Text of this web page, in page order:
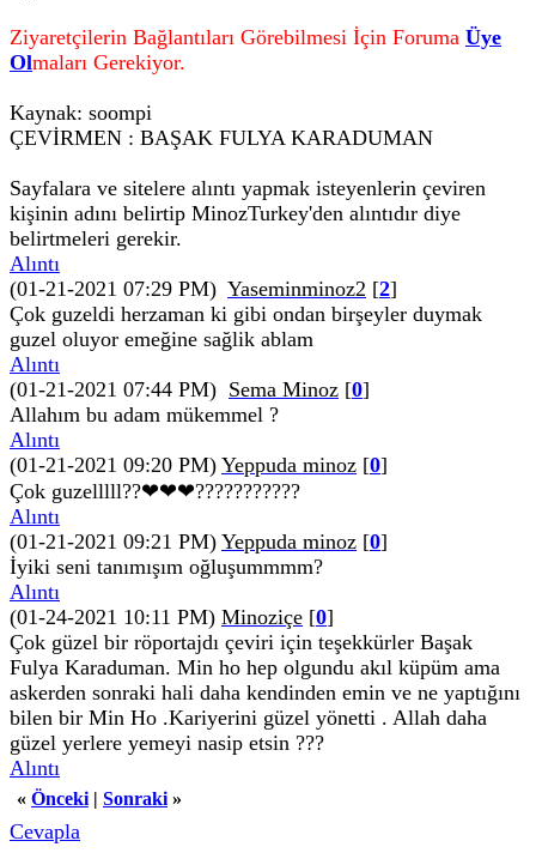
Ziyaretçilerin Bağlantıları Görebilmesi İçin Foruma Üye
Olmaları Gerekiyor.
Kaynak: soompi
ÇEVİRMEN : BAŞAK FULYA KARADUMAN
Sayfalara ve sitelere alıntı yapmak isteyenlerin çeviren
kişinin adını belirtip MinozTurkey'den alıntıdır diye
belirtmeleri gerekir.
Alıntı
(01-21-2021 07:29 PM) Yaseminminoz2 [2]
Çok guzeldi herzaman ki gibi ondan birşeyler duymak
guzel oluyor emeğine sağlik ablam
Alıntı
(01-21-2021 07:44 PM) Sema Minoz [0]
Allahım bu adam mükemmel ?
Alıntı
(01-21-2021 09:20 PM) Yeppuda minoz [0]
Çok guzelllll??❤❤❤???????????
Alıntı
(01-21-2021 09:21 PM) Yeppuda minoz [0]
İyiki seni tanımışım oğluşummmm?
Alıntı
(01-24-2021 10:11 PM) Minoziçe [0]
Çok güzel bir röportajdı çeviri için teşekkürler Başak
Fulya Karaduman. Min ho hep olgundu akıl küpüm ama
askerden sonraki hali daha kendinden emin ve ne yaptığını
bilen bir Min Ho .Kariyerini güzel yönetti . Allah daha
güzel yerlere yemeyi nasip etsin ???
Alıntı
« Önceki | Sonraki »
Cevapla